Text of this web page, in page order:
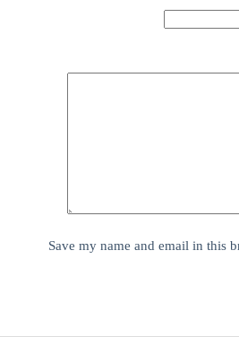
Save my name and email in this